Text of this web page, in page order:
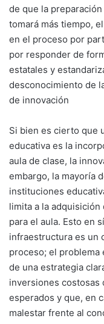
de que la
tomará más tiempo,
en el proceso por
por responder de
estatales y
desconocimiento de
de innovación
Si bien es cierto que
educativa es la
aula de clase, la
embargo, la mayoría
instituciones
limita a la
para el aula. Esto en
infraestructura es un
proceso; el problema
de una estrategia
inversiones costosas
esperados y que, en
malestar frente al